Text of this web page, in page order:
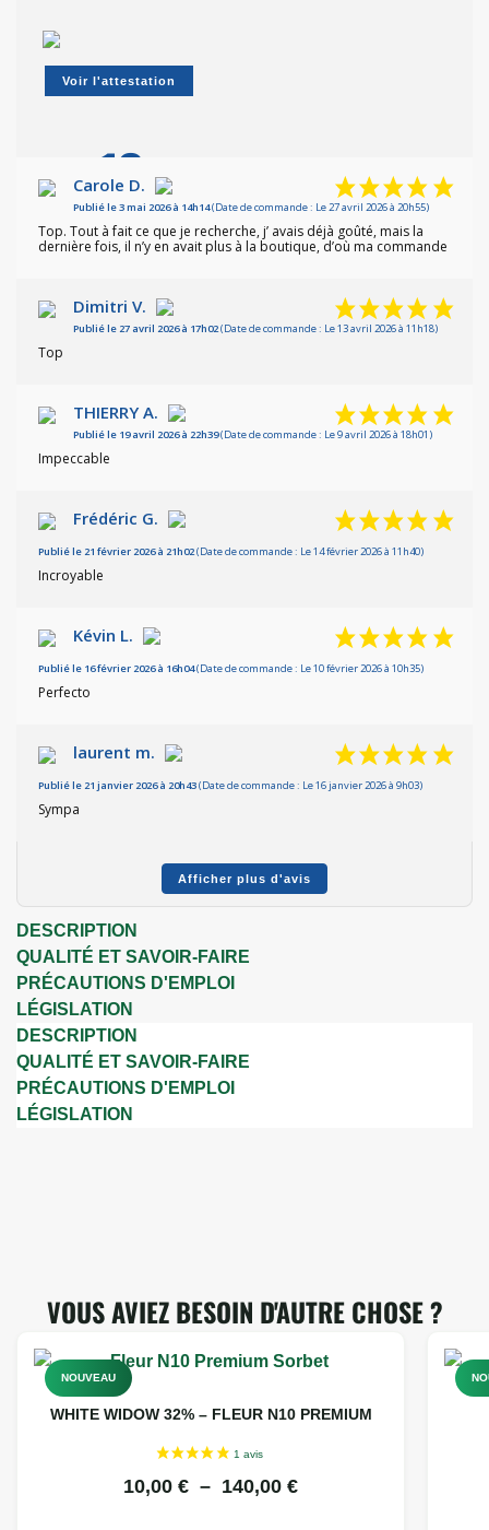
Voir l'attestation
10/10
Carole D.
Publié le 3 mai 2026 à 14h14(Date de commande : Le 27 avril 2026 à 20h55)
Top. Tout à fait ce que je recherche, j’ avais déjà goûté, mais la
dernière fois, il n’y en avait plus à la boutique, d’où ma commande
Dimitri V.
Publié le 27 avril 2026 à 17h02(Date de commande : Le 13 avril 2026 à 11h18)
Top
THIERRY A.
Publié le 19 avril 2026 à 22h39(Date de commande : Le 9 avril 2026 à 18h01)
Impeccable
Frédéric G.
Publié le 21 février 2026 à 21h02(Date de commande : Le 14 février 2026 à 11h40)
Incroyable
Kévin L.
Publié le 16 février 2026 à 16h04(Date de commande : Le 10 février 2026 à 10h35)
Perfecto
laurent m.
Publié le 21 janvier 2026 à 20h43(Date de commande : Le 16 janvier 2026 à 9h03)
Sympa
Afficher plus d'avis
DESCRIPTION
QUALITÉ ET SAVOIR-FAIRE
PRÉCAUTIONS D'EMPLOI
LÉGISLATION
DESCRIPTION
QUALITÉ ET SAVOIR-FAIRE
PRÉCAUTIONS D'EMPLOI
LÉGISLATION
VOUS AVIEZ BESOIN D'AUTRE CHOSE ?
NOUVEAU
WHITE WIDOW 32% – FLEUR N10 PREMIUM
10,00 € – 140,00 €